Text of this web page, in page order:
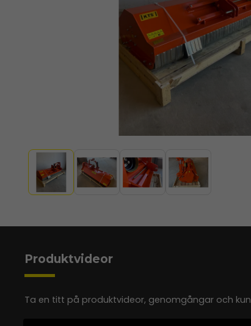
Produktvideor
Ta en titt på produktvideor, genomgångar och